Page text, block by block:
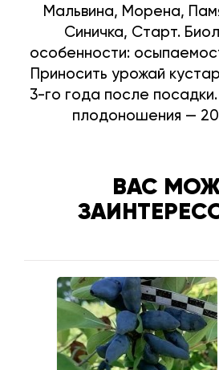
Мальвина, Морена,
Синичка, Старт.
особенности:
Приносить урожай
3-го года после
плодоношения —
ВАС